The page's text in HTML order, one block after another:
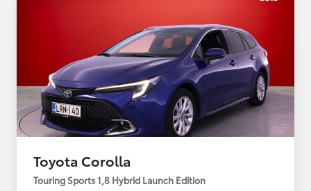
Toyota Corolla
Touring Sports 1,8 Hybrid Launch Edition